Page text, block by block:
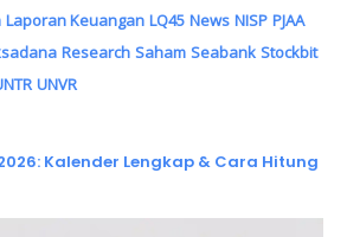
Laporan Keuangan LQ45 News NISP PJAA
Research Saham Seabank Stockbit
UNVR
Kalender Lengkap & Cara Hitung